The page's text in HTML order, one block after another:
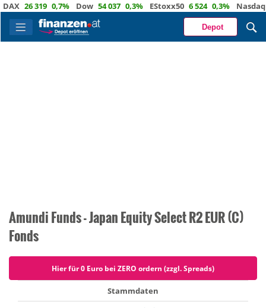
26 319 0,7% Dow 54 037 0,3% EStoxx50 6 524 0,3% Nasdaq
Depot
Amundi Funds - Japan Equity Select R2 EUR (C)
Fonds
Hier für 0 Euro bei ZERO ordern (zzgl. Spreads)
Stammdaten